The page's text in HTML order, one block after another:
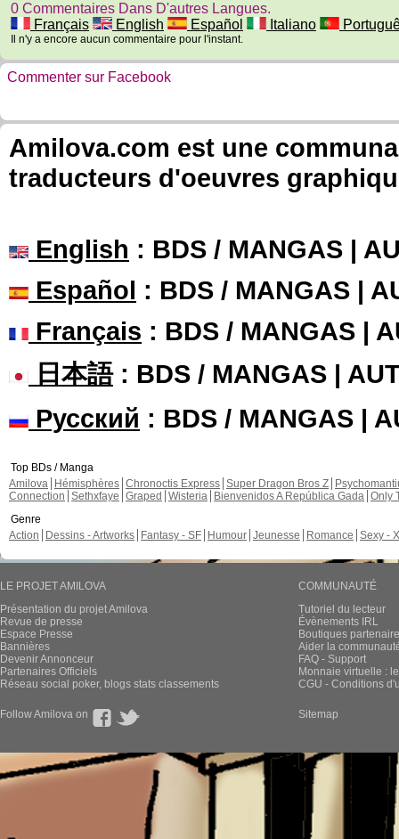
0 Commentaires Dans D'autres Langues.
Français
English Español Italiano
Il n'y a encore aucun commentaire pour l'instant.
Commenter sur Facebook
Amilova.com est une
traducteurs d'oeuvres
English : BDS / MANGAS |
Español : BDS / MANGAS |
Français : BDS / MANGAS |
日本語: BDS / MANGAS |
Русский : BDS / MANGAS |
Top BDs / Manga
Amilova
Hémisphères Chronoctis Express Super Dragon Bros Z
Connection Sethxfaye Graped Wisteria Bienvenidos A República Gada Only
Genre
Action
Dessins - Artworks Fantasy - SF Humour Jeunesse Romance Sexy -
LE PROJET AMILOVA
Présentation du projet Amilova
Revue de presse
Espace Presse
Bannières
Devenir Annonceur
Partenaires Officiels
Réseau social poker, blogs stats classements
COMMUNAUTÉ
Tutoriel du lecteur
Évènements IRL
Boutiques
Aider la
FAQ - Support
Monnaie virtuelle :
CGU - Conditions
Follow Amilova on Sitemap